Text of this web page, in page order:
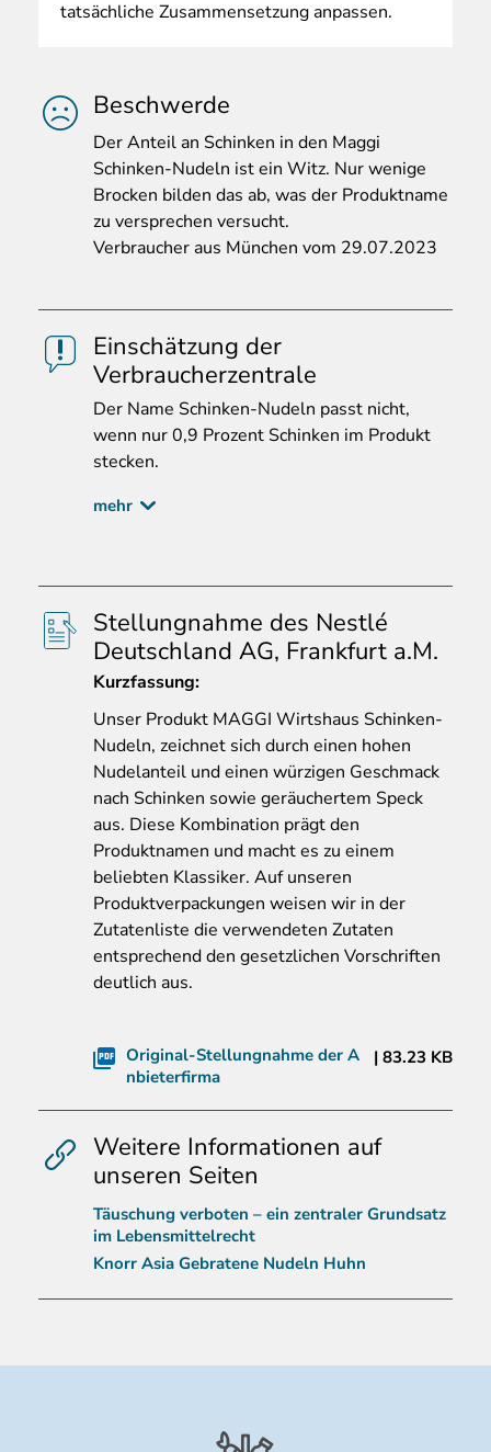
tatsächliche Zusammensetzung anpassen.
Beschwerde
DerAnteil an Schinken in den Maggi
Schinken-Nudeln ist ein Witz. Nur wenige
Brocken bilden das ab, was der Produktname
zu versprechen versucht.
Verbraucher aus München vom 29.07.2023
Einschätzung der
Verbraucherzentrale
Der Name Schinken-Nudeln passt nicht,
wenn nur 0,9 Prozent Schinken im Produkt
stecken.
mehr
Stellungnahme des Nestlé
Deutschland AG, Frankfurt a.M.
Kurzfassung:
Unser Produkt MAGGI Wirtshaus Schinken-
Nudeln, zeichnet sich durch einen hohen
Nudelanteil und einen würzigen Geschmack
nach Schinken sowie geräuchertem Speck
aus. Diese Kombination prägt den
Produktnamen und macht es zu einem
beliebten Klassiker. Auf unseren
Produktverpackungen weisen wir in der
Zutatenliste die verwendeten Zutaten
entsprechend den gesetzlichen Vorschriften
deutlich aus.
Original-Stellungnahme der A
nbieterfirma
83.23 KB
Weitere Informationen auf
unseren Seiten
Täuschung verboten – ein zentraler Grundsatz
im Lebensmittelrecht
Knorr Asia Gebratene Nudeln Huhn